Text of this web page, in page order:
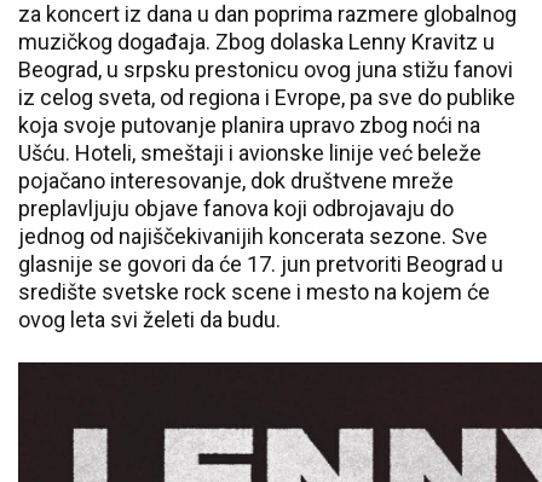
za koncert iz dana u dan poprima razmere globalnog
muzičkog događaja. Zbog dolaska Lenny Kravitz u
Beograd, u srpsku prestonicu ovog juna stižu fanovi
iz celog sveta, od regiona i Evrope, pa sve do publike
koja svoje putovanje planira upravo zbog noći na
Ušću. Hoteli, smeštaji i avionske linije već beleže
pojačano interesovanje, dok društvene mreže
preplavljuju objave fanova koji odbrojavaju do
jednog od najiščekivanijih koncerata sezone. Sve
glasnije se govori da će 17. jun pretvoriti Beograd u
središte svetske rock scene i mesto na kojem će
ovog leta svi želeti da budu.